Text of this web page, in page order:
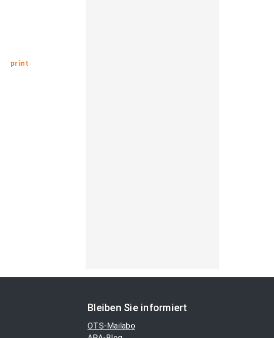
print
Bleiben Sie informiert
OTS-Mailabo